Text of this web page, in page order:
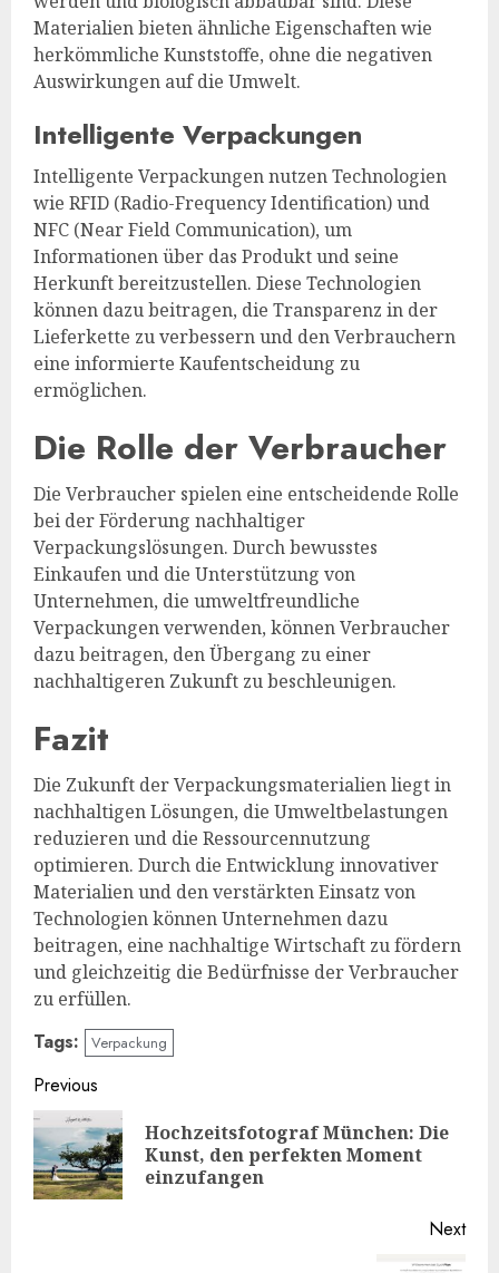
Materialien bieten ähnliche Eigenschaften wie
herkömmliche Kunststoffe, ohne die negativen
Auswirkungen auf die Umwelt.
Intelligente Verpackungen
Intelligente Verpackungen nutzen Technologien
wie RFID (Radio-Frequency Identification) und
NFC (Near Field Communication), um
Informationen über das Produkt und seine
Herkunft bereitzustellen. Diese Technologien
können dazu beitragen, die Transparenz in der
Lieferkette zu verbessern und den Verbrauchern
eine informierte Kaufentscheidung zu
ermöglichen.
Die Rolle der Verbraucher
Die Verbraucher spielen eine entscheidende Rolle
bei der Förderung nachhaltiger
Verpackungslösungen. Durch bewusstes
Einkaufen und die Unterstützung von
Unternehmen, die umweltfreundliche
Verpackungen verwenden, können Verbraucher
dazu beitragen, den Übergang zu einer
nachhaltigeren Zukunft zu beschleunigen.
Fazit
Die Zukunft der Verpackungsmaterialien liegt in
nachhaltigen Lösungen, die Umweltbelastungen
reduzieren und die Ressourcennutzung
optimieren. Durch die Entwicklung innovativer
Materialien und den verstärkten Einsatz von
Technologien können Unternehmen dazu
beitragen, eine nachhaltige Wirtschaft zu fördern
und gleichzeitig die Bedürfnisse der Verbraucher
zu erfüllen.
Tags: Verpackung
Continue
Reading
Previous
Hochzeitsfotograf München: Die
Kunst, den perfekten Moment
einzufangen
Next